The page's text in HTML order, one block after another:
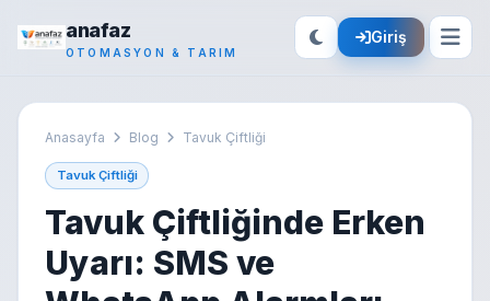
anafaz
OTOMASYON & TARIM
Giriş
Anasayfa Blog Tavuk Çiftliği
Tavuk Çiftliği
Tavuk Çiftliğinde Erken
Uyarı: SMS ve